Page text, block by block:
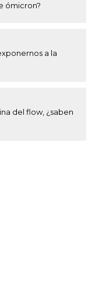
ómicron?
a la
del flow, ¿saben